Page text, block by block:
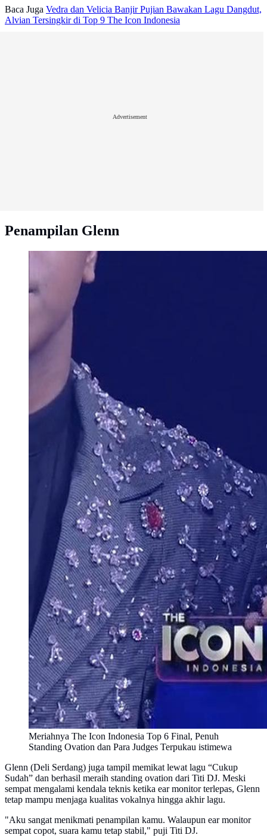
Baca Juga Vedra dan Velicia Banjir Pujian Bawakan Lagu Dangdut,
Alvian Tersingkir di Top 9 The Icon Indonesia
Advertisement
Penampilan Glenn
Meriahnya The Icon Indonesia Top 6 Final, Penuh
Standing Ovation dan Para Judges Terpukau istimewa
Glenn (Deli Serdang) juga tampil memikat lewat lagu “Cukup
Sudah” dan berhasil meraih standing ovation dari Titi DJ. Meski
sempat mengalami kendala teknis ketika ear monitor terlepas, Glenn
tetap mampu menjaga kualitas vokalnya hingga akhir lagu.
"Aku sangat menikmati penampilan kamu. Walaupun ear monitor
sempat copot, suara kamu tetap stabil," puji Titi DJ.